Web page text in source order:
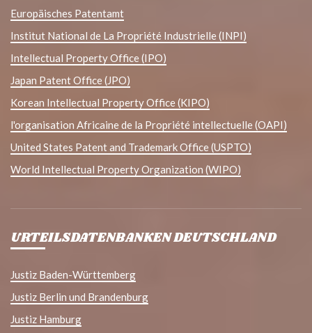
Europäisches Patentamt
Institut National de La Propriété Industrielle (INPI)
Intellectual Property Office (IPO)
Japan Patent Office (JPO)
Korean Intellectual Property Office (KIPO)
l'organisation Africaine de la Propriété intellectuelle (OAPI)
United States Patent and Trademark Office (USPTO)
World Intellectual Property Organization (WIPO)
URTEILSDATENBANKEN DEUTSCHLAND
Justiz Baden-Württemberg
Justiz Berlin und Brandenburg
Justiz Hamburg